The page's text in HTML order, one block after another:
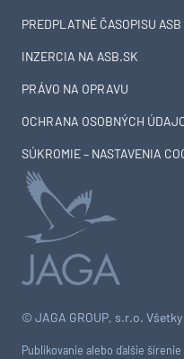
© JAGA GROUP, s.r.o.
Publikovanie alebo ďalšie
PREDPLATNÉ ČASOPISU ASB
INZERCIA NA ASB.SK
PRÁVO NA OPRAVU
OCHRANA OSOBNÝCH
SÚKROMIE – NASTAVENIA